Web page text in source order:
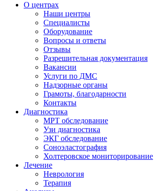
О центрах
Наши центры
Специалисты
Оборудование
Вопросы и ответы
Отзывы
Разрешительная документация
Вакансии
Услуги по ДМС
Надзорные органы
Грамоты, благодарности
Контакты
Диагностика
МРТ обследование
Узи диагностика
ЭКГ обследование
Соноэластография
Холтеровское мониторирование
Лечение
Неврология
Терапия